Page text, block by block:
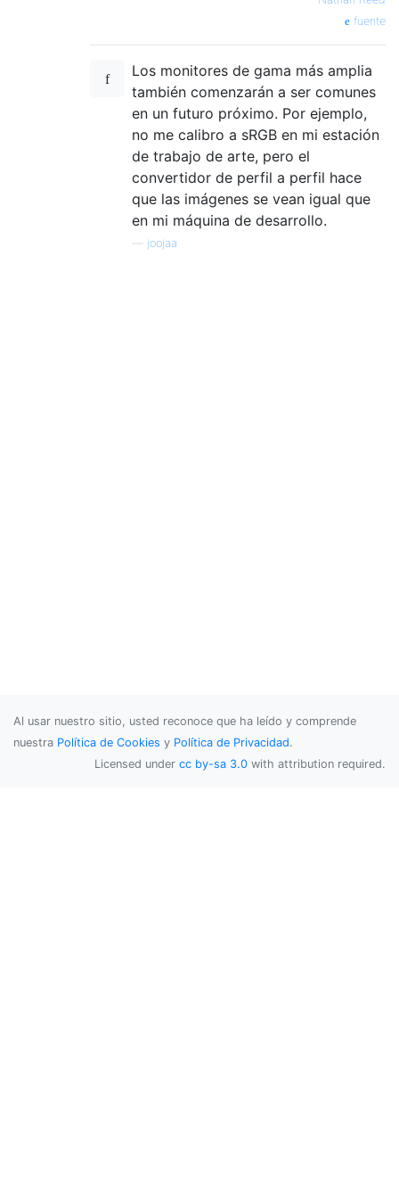
fuente
Los monitores de gama más amplia
también comenzarán a ser comunes
en un futuro próximo. Por ejemplo,
no me calibro a sRGB en mi estación
de trabajo de arte, pero el
convertidor de perfil a perfil hace
que las imágenes se vean igual que
en mi máquina de desarrollo.
joojaa
Al usar nuestro sitio, usted reconoce que ha leído y comprende
nuestra Política de Cookies y Política de Privacidad.
Licensed under cc by-sa 3.0 with attribution required.